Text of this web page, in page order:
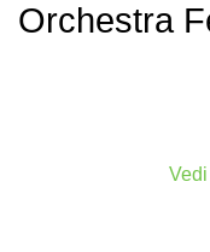
Orchestra